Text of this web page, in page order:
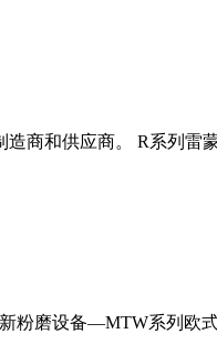
商和供应商。 R系列雷
粉磨设备—MTW系列欧